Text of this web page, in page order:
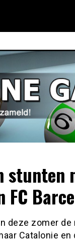
stunten
deze zomer
Catalonie